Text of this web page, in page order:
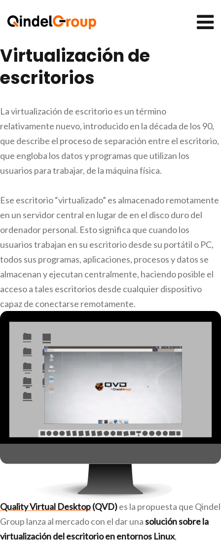
Virtualización de
escritorios
La virtualización de escritorio es un término
relativamente nuevo, introducido en la década de los 90,
que describe el proceso de separación entre el escritorio,
que engloba los datos y programas que utilizan los
usuarios para trabajar, de la máquina física.
Ese escritorio “virtualizado” es almacenado remotamente
en un servidor central en lugar de en el disco duro del
ordenador personal. Esto significa que cuando los
usuarios trabajan en su escritorio desde su portátil o PC,
todos sus programas, aplicaciones, procesos y datos se
almacenan y ejecutan centralmente, haciendo posible el
acceso a tales escritorios desde cualquier dispositivo
capaz de conectarse remotamente.
Quality Virtual Desktop(QVD)es la propuesta que Qindel
Group lanza al mercado con el dar unasolución sobre la
virtualización del escritorio en entornos Linux,